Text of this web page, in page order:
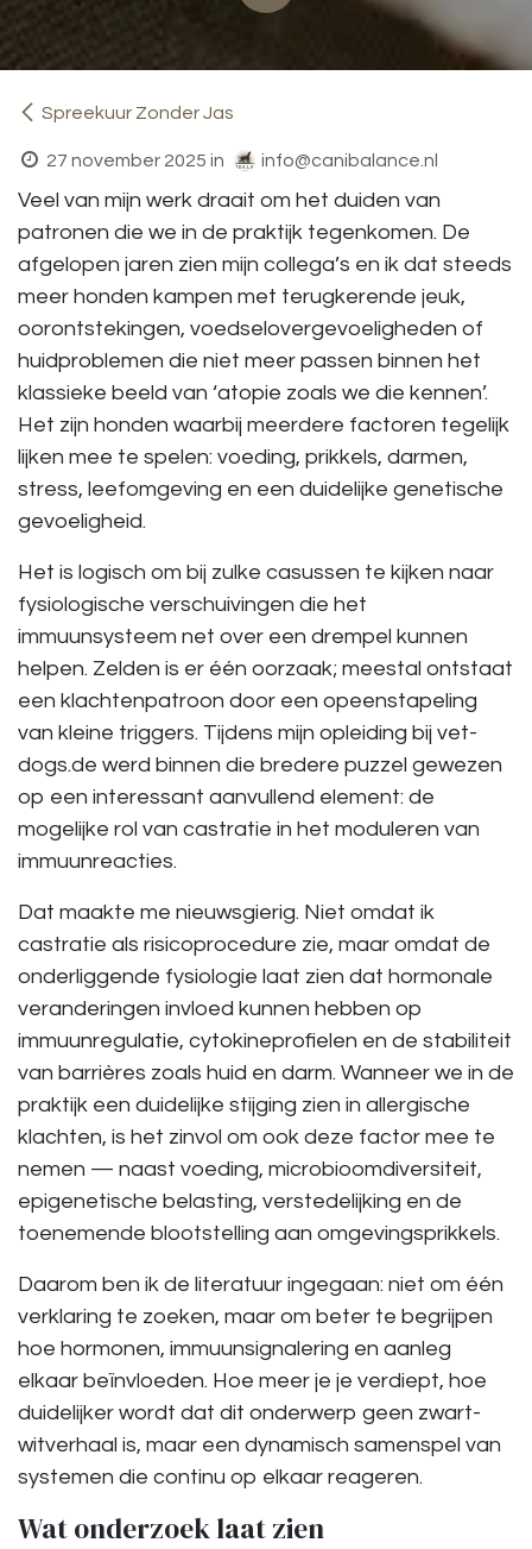
Spreekuur Zonder Jas
27 november 2025 in info@canibalance.nl
Veel van mijn werk draait om het duiden van
patronen die we in de praktijk tegenkomen. De
afgelopen jaren zien mijn collega’s en ik dat steeds
meer honden kampen met terugkerende jeuk,
oorontstekingen, voedselovergevoeligheden of
huidproblemen die niet meer passen binnen het
klassieke beeld van ‘atopie zoals we die kennen’.
Het zijn honden waarbij meerdere factoren tegelijk
lijken mee te spelen: voeding, prikkels, darmen,
stress, leefomgeving en een duidelijke genetische
gevoeligheid.
Het is logisch om bij zulke casussen te kijken naar
fysiologische verschuivingen die het
immuunsysteem net over een drempel kunnen
helpen. Zelden is er één oorzaak; meestal ontstaat
een klachtenpatroon door een opeenstapeling
van kleine triggers. Tijdens mijn opleiding bij vet-
dogs.de werd binnen die bredere puzzel gewezen
op een interessant aanvullend element: de
mogelijke rol van castratie in het moduleren van
immuunreacties.
Dat maakte me nieuwsgierig. Niet omdat ik
castratie als risicoprocedure zie, maar omdat de
onderliggende fysiologie laat zien dat hormonale
veranderingen invloed kunnen hebben op
immuunregulatie, cytokineprofielen en de stabiliteit
van barrières zoals huid en darm. Wanneer we in de
praktijk een duidelijke stijging zien in allergische
klachten, is het zinvol om ook deze factor mee te
nemen — naast voeding, microbioomdiversiteit,
epigenetische belasting, verstedelijking en de
toenemende blootstelling aan omgevingsprikkels.
Daarom ben ik de literatuur ingegaan: niet om één
verklaring te zoeken, maar om beter te begrijpen
hoe hormonen, immuunsignalering en aanleg
elkaar beïnvloeden. Hoe meer je je verdiept, hoe
duidelijker wordt dat dit onderwerp geen zwart-
witverhaal is, maar een dynamisch samenspel van
systemen die continu op elkaar reageren.
Wat onderzoek laat zien